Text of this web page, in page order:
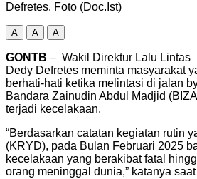
Defretes. Foto (Doc.Ist)
A A A
GONTB – Wakil Direktur Lalu Lintas
Dedy Defretes meminta masyarakat
berhati-hati ketika melintasi di jalan
Bandara Zainudin Abdul Madjid
terjadi kecelakaan.
“Berdasarkan catatan kegiatan rutin
(KRYD), pada Bulan Februari 2025
kecelakaan yang berakibat fatal
orang meninggal dunia,” katanya